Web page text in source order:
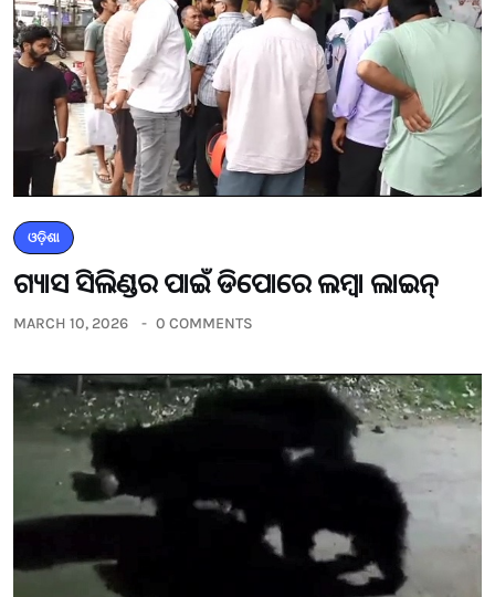
ଓଡ଼ିଶା
ଗ୍ୟାସ ସିଲିଣ୍ଡର ପାଇଁ ଡିପୋରେ ଲମ୍ବା ଲାଇନ୍
MARCH 10, 2026 0 COMMENTS